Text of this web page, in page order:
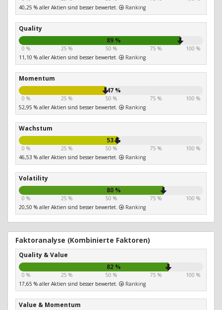
40,25 % aller Aktien sind besser bewertet.
Ranking
Quality
89 %
0 % 25 % 50 % 75 %
100 %
11,10 % aller Aktien sind besser bewertet.
Ranking
Momentum
47 %
0 % 25 % 50 % 75 %
100 %
52,95 % aller Aktien sind besser bewertet.
Ranking
Wachstum
53 %
0 % 25 % 50 % 75 %
100 %
46,53 % aller Aktien sind besser bewertet.
Ranking
Volatility
80 %
0 % 25 % 50 % 75 %
100 %
20,50 % aller Aktien sind besser bewertet.
Ranking
Faktoranalyse (Kombinierte Faktoren)
Quality & Value
82 %
0 % 25 % 50 % 75 %
100 %
17,65 % aller Aktien sind besser bewertet.
Ranking
Value & Momentum